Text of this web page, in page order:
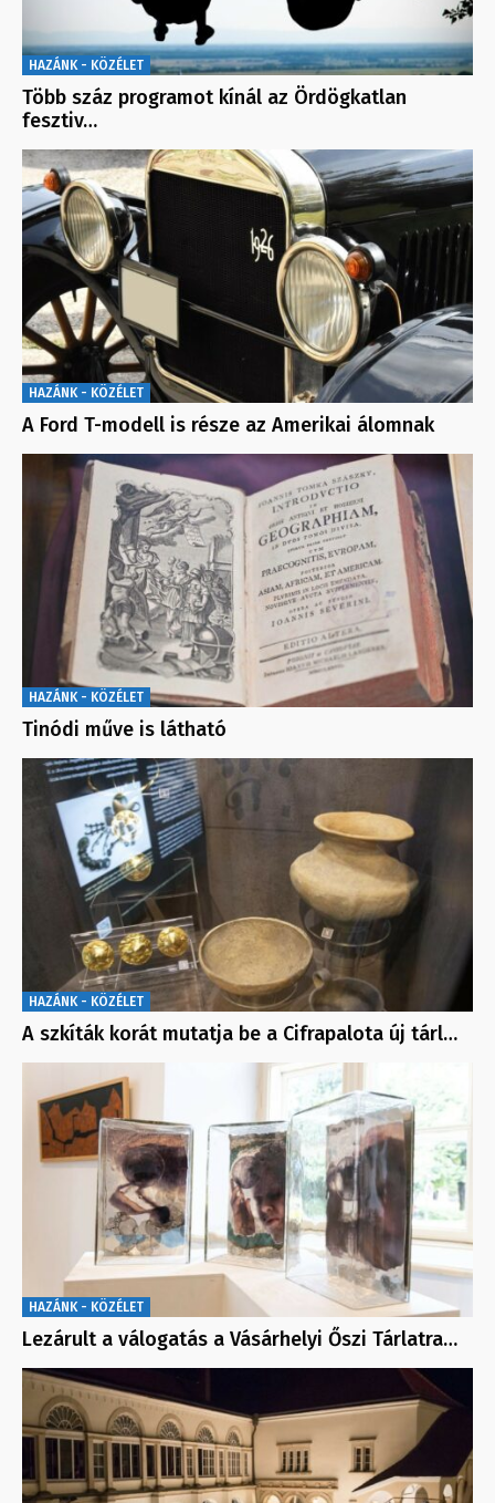
HAZÁNK - KÖZÉLET
Több száz programot kínál az Ördögkatlan
fesztiv…
HAZÁNK - KÖZÉLET
A Ford T-modell is része az Amerikai álomnak
HAZÁNK - KÖZÉLET
Tinódi műve is látható
HAZÁNK - KÖZÉLET
A szkíták korát mutatja be a Cifrapalota új tárl…
HAZÁNK - KÖZÉLET
Lezárult a válogatás a Vásárhelyi Őszi Tárlatra…